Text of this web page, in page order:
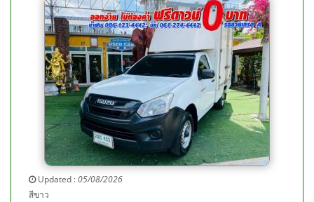
Updated :05/08/2026
สีขาว